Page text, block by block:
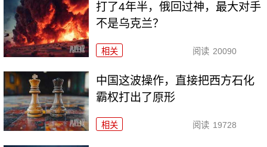
打了4年半，俄回过神，最大对手
不是乌克兰？
相关 阅读 20090
中国这波操作，直接把西方石化
霸权打出了原形
相关 阅读 19728